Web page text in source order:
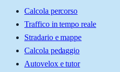
Calcola percorso
Traffico in tempo reale
Stradario e mappe
Calcola pedaggio
Autovelox e tutor